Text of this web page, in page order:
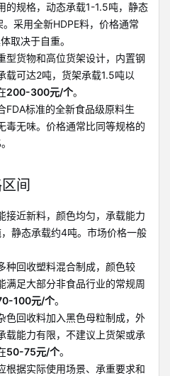
的规格，动态承载1-1.5吨，静态
采用全新HDPE料，价格通常
取决于自重。
型货物和高位货架设计，内置钢
载可达2吨，货架承载1.5吨以
200-300元/个。
FDA标准的全新食品级原料生
毒无味。价格通常比同等规格的
间
接近新料，颜色均匀，承载能力
静态承载约4吨。市场价格一般
种回收塑料混合制成，颜色较
满足大部分非食品行业的常规周
100元/个。
色回收料加入黑色母粒制成，外
载能力有限，不建议上货架或承
50-75元/个。
根据实际使用场景、承重要求和